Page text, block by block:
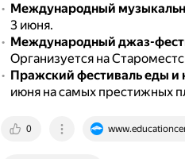
Международный
3 июня.
Международный джаз-
Организуется на
Пражский фестиваль еды и
июня на самых престижных
0